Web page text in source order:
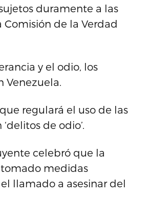
duramente a las
de la Verdad
y el odio, los
Venezuela.
regulará el uso de las
de odio’.
celebró que la
tomado medidas
llamado a asesinar del